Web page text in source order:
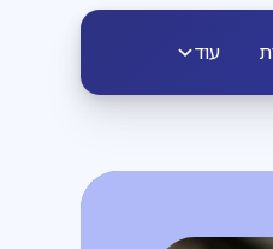
עוד